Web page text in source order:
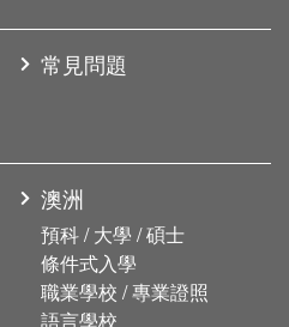
常見問題
澳洲
預科 / 大學 / 碩士
條件式入學
職業學校 / 專業證照
語言學校